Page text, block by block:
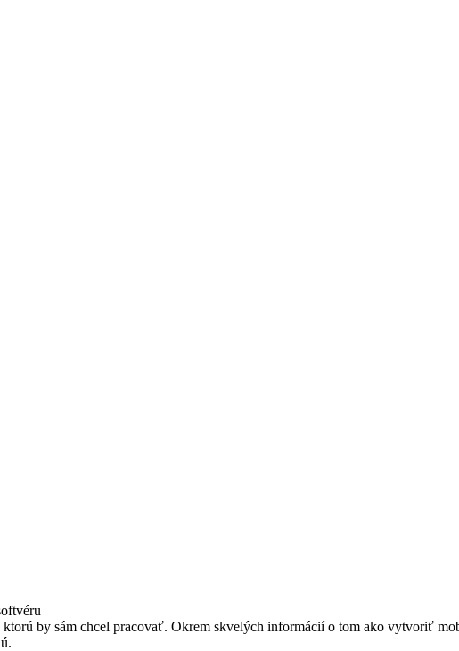
by sám chcel pracovať. Okrem skvelých informácií o tom ako vytvoriť